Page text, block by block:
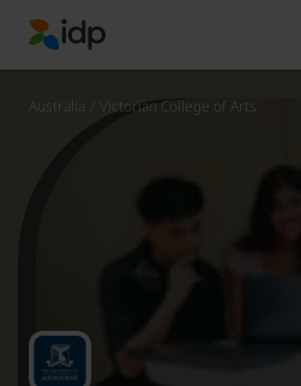
IDP Education
Australia / Victorian College of Arts